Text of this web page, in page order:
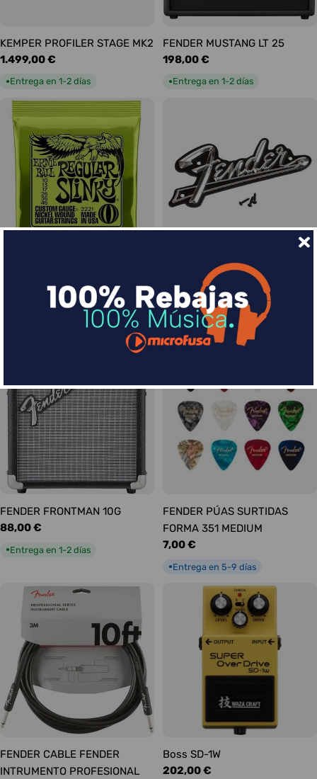
KEMPER PROFILER STAGE MK2
Precio
habitual
1.499,00 €
●Entrega en 1-2 días
FENDER MUSTANG LT 25
Precio
habitual
198,00 €
●Entrega en 1-2 días
Slinky Regular 10-46
FENDER LOGO BLACKFACE
Precio
habitual
17,00 €
● Entrega en 1-2 días
FENDER FRONTMAN 10G
Precio
88,00 €
●Entrega en 1-2 días
FENDER PÚAS SURTIDAS
FORMA 351 MEDIUM
Precio
7,00 €
●Entrega en 5-9 días
FENDER CABLE FENDER
INTRUMENTO PROFESIONAL
Boss SD-1W
Precio
202,00 €